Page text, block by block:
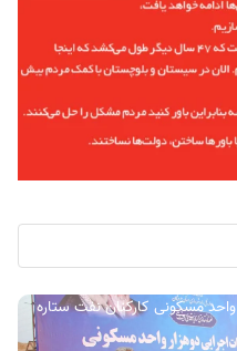
گزارش تصویری/ آیین کلنگ زنی ۲۰۰۰ واحد مسکونی کارکنان نفت ستاره